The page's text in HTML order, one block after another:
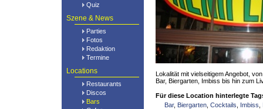
Quiz
Szene & News
Parties
Fotos
Redaktion
Termine
Locations
Restaurants
Discos
Bars
Lokalität mit vielseitigem Angebot,
Bar, Biergarten, Imbiss bis hin zum
Für diese Location hinterlegte
Bar, Biergarten Cocktails Imbiss